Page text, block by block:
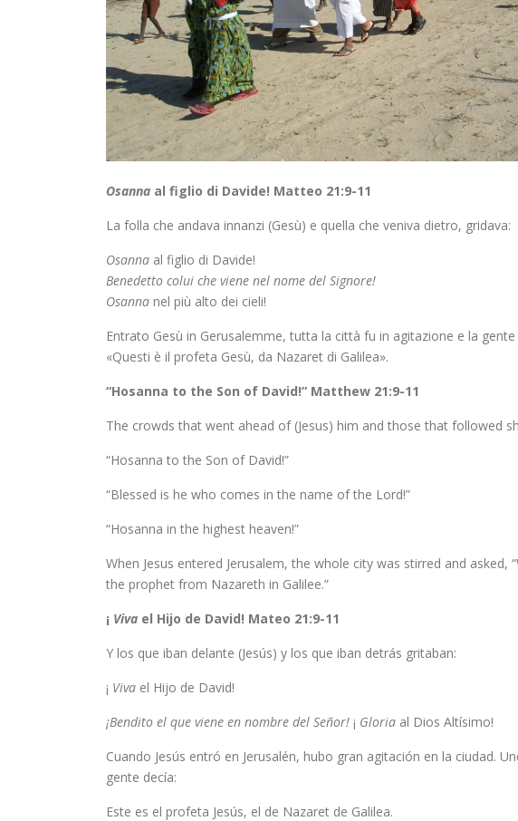
Osanna al figlio di Davide! Matteo 21:9-11
La folla che andava innanzi (Gesù) e quella che veniva dietro, gridava:
Osanna al figlio di Davide!
Benedetto colui che viene nel nome del Signore!
Osanna nel più alto dei cieli!
Entrato Gesù in Gerusalemme, tutta la città fu in agitazione e la gente
«Questi è il profeta Gesù, da Nazaret di Galilea».
“Hosanna to the Son of David!” Matthew 21:9-11
The crowds that went ahead of (Jesus) him and those that followed
“Hosanna to the Son of David!”
“Blessed is he who comes in the name of the Lord!”
“Hosanna in the highest heaven!”
When Jesus entered Jerusalem, the whole city was stirred and asked,
the prophet from Nazareth in Galilee.”
¡ Viva el Hijo de David! Mateo 21:9-11
Y los que iban delante (Jesús) y los que iban detrás gritaban:
¡ Viva el Hijo de David!
¡Bendito el que viene en nombre del Señor! ¡ Gloria al Dios Altísimo!
Cuando Jesús entró en Jerusalén, hubo gran agitación en la ciudad.
gente decía:
Este es el profeta Jesús, el de Nazaret de Galilea.